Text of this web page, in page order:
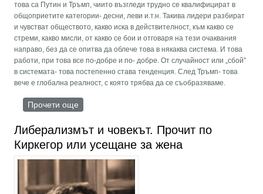
това са Путин и Тръмп, чиито възгледи трудно се квалифицират в
общоприетите категории- десни, леви и.т.н. Такива лидери разбират
и чувстват обществото, какво иска в действителност, към какво се
стреми, какво мисли, от какво се бои и отговаря на тези очаквания
направо, без да се опитва да облече това в някаква система. И това
работи, при това все по-добре и по- добре. От случайност или „сбой”
в системата- това постепенно става тенденция. След Тръмп- това
вече е глобална реалност, с която трябва да се съобразяваме.
Прочети още
Либерализмът и човекът. Прочит по
Киркегор или усещане за жена